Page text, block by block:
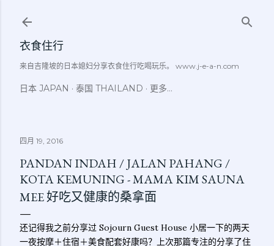
衣食住行
来自吉隆坡的日本媳妇分享衣食住行吃喝玩乐。 www.j-e-a-n.com
日本 JAPAN 泰国 THAILAND 更多…
四月 19, 2016
PANDAN INDAH / JALAN PAHANG /
KOTA KEMUNING - MAMA KIM SAUNA
MEE 好吃又健康的桑拿面
还记得我之前分享过 Sojourn Guest House 小居一下的两天
一夜按摩＋住宿＋美食配套好康吗？上次那篇专注的分享了住